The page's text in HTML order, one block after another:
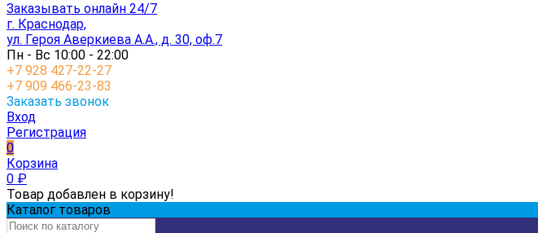
Заказывать онлайн 24/7
г. Краснодар,
ул. Героя Аверкиева А.А., д. 30, оф.7
Пн - Вс 10:00 - 22:00
+7 928 427-22-27
+7 909 466-23-83
Заказать звонок
Вход
Регистрация
0
Корзина
0 ₽
Товар добавлен в корзину!
Каталог товаров